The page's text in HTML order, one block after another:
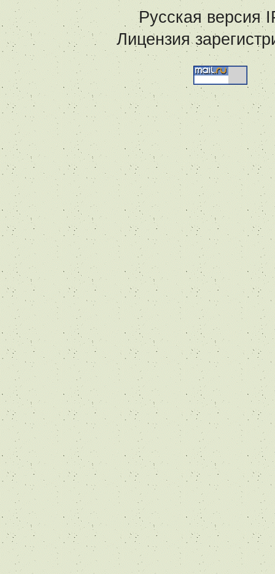
Русская версия
Лицензия